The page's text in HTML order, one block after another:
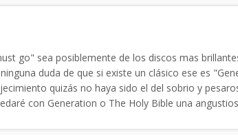
go" sea posiblemente de los discos mas
duda de que si existe un clásico ese es
quizás no haya sido el del sobrio y
con Generation o The Holy Bible una